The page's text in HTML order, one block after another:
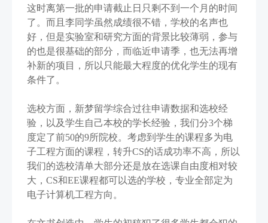
这时离第一批的申请截止日只剩不到一个月的时间
了。而且李同学虽然成绩很不错，学校的名声也
好，但是实验室和研究方面的背景比较薄弱，参与
的也是很基础的部分，而临近申请季，也无法再增
补新的项目，所以只能最大程度的优化学生的现有
条件了。
选校方面，新梦留学综合过往申请数据和选校经
验，以及学生自己本校的学长经验，我们分3个梯
度定了前50的9所院校。考虑到学生的课程多为电
子工程方面的课程，转升CS的话成功率不高，所以
我们的选校清单大部分还是放在选课自由度相对较
大，CS和EE课程都可以选的学校，专业全部定为
电子计算机工程方向。